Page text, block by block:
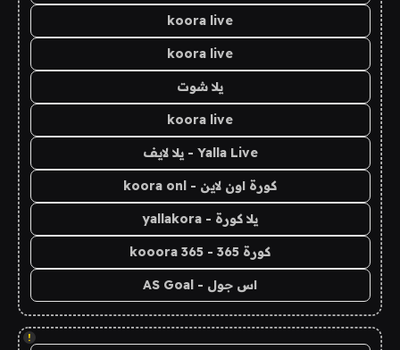
koora live
koora live
يلا شوت
koora live
Yalla Live - يلا لايف
كورة اون لاين - koora onl
يلا كورة - yallakora
كورة 365 - kooora 365
اس جول - AS Goal
!